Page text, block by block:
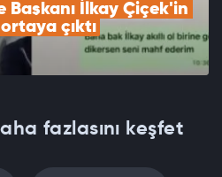
Başkanı İlkay Çiçek'in
çıktı
fazlasını keşfet